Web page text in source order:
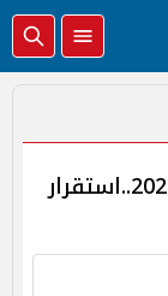
سعر الذهب اليوم الثلاثاء 12 مايو 2026..استقرار